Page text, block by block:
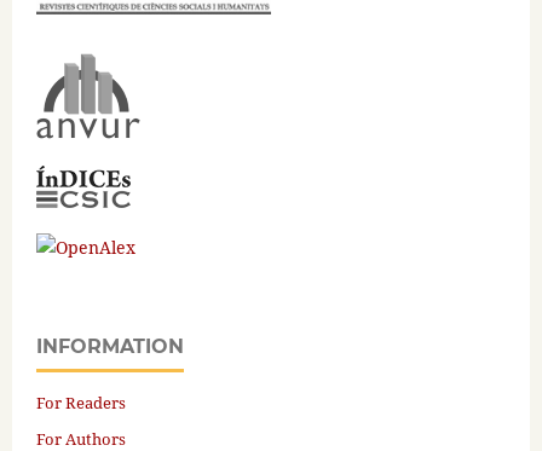
INFORMATION
For Readers
For Authors